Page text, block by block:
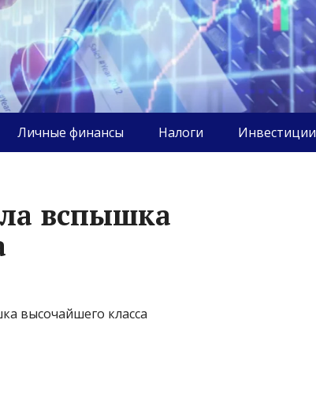
Личные финансы Налоги Инвестиции
вспышка
высочайшего класса